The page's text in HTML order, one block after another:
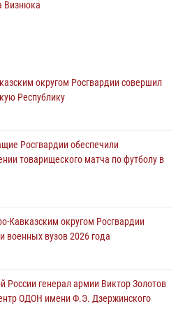
Визнюка
при исполнении воинского долга
прошли мероприятия к
открывшего стрельбу в
вооружения для участников сбора
участие в митинге, посвященном
округом Росгвардии совершил
Республику
Росгвардии обеспечили
товарищеского матча по футболу в
Кавказским округом Росгвардии
военных вузов 2026 года
России генерал армии Виктор Золотов
ОДОН имени Ф.Э. Дзержинского